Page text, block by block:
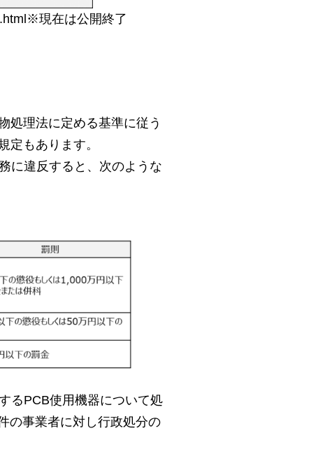
現在は公開終了
処理法に定める基準に従う
定もあります。
に違反すると、次のような
るPCB使用機器について処
の事業者に対し行政処分の